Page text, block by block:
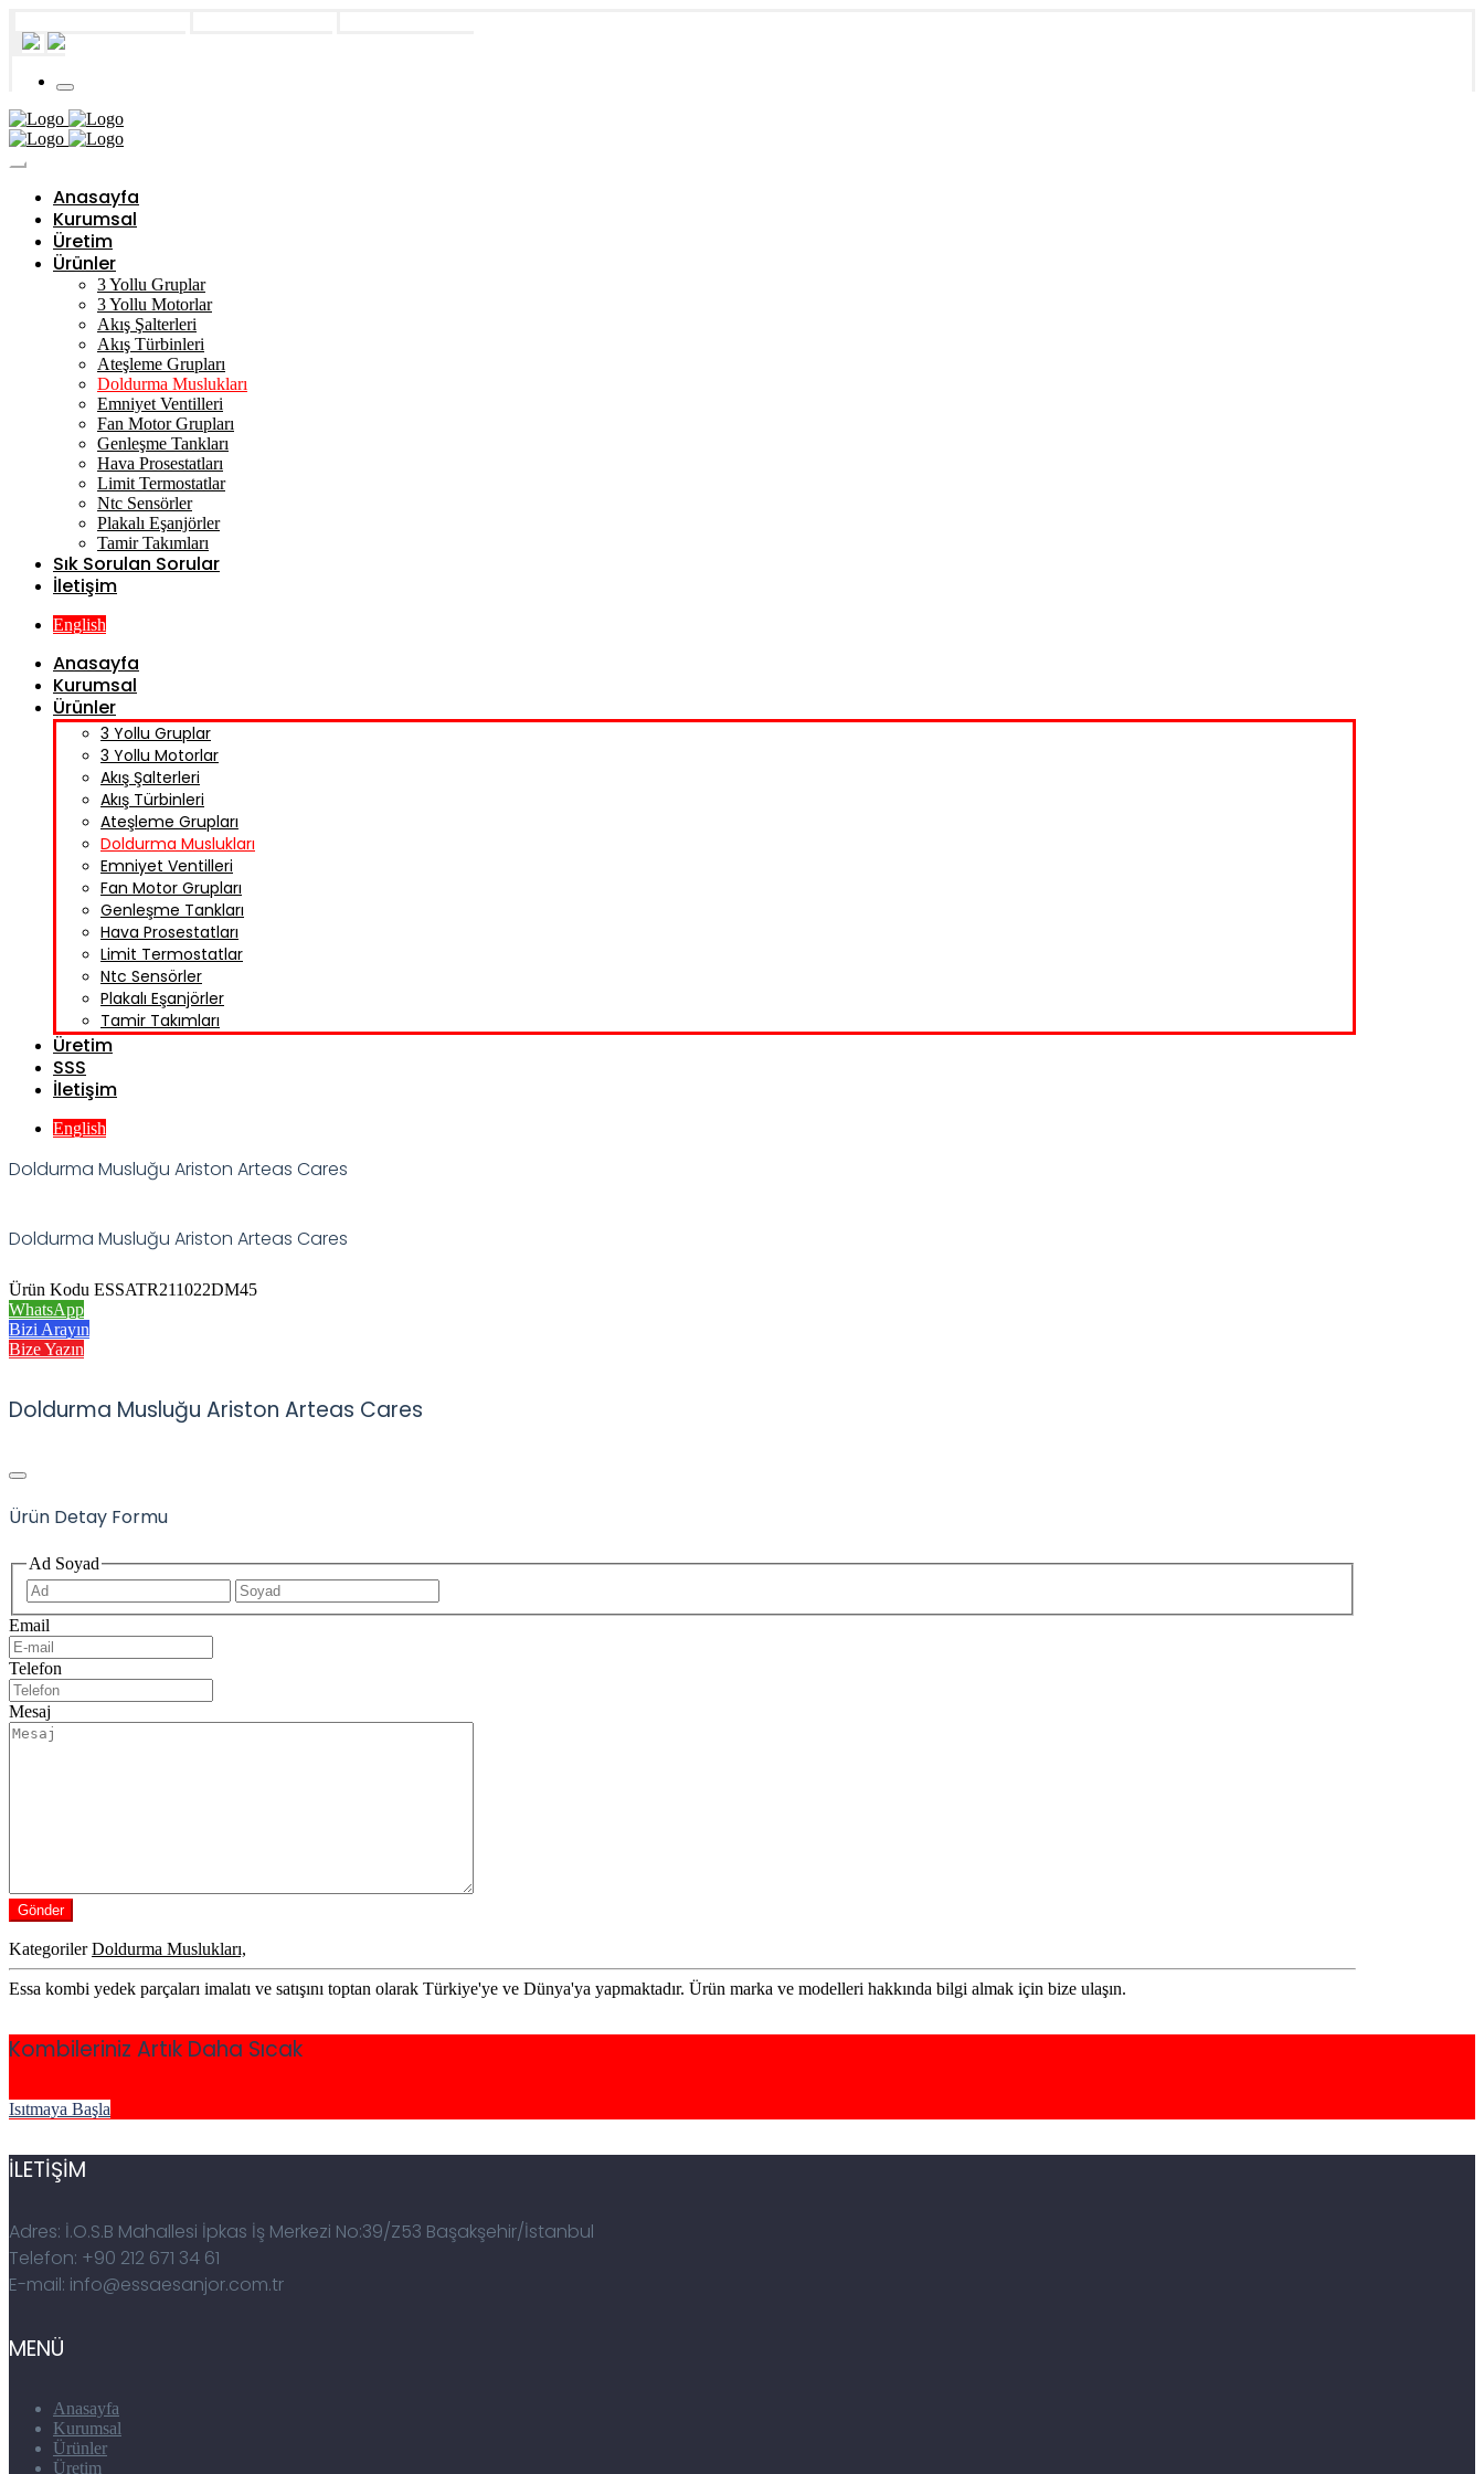
Anasayfa
Kurumsal
Üretim
Ürünler
3 Yollu Gruplar
3 Yollu Motorlar
Akış Şalterleri
Akış Türbinleri
Ateşleme Grupları
Doldurma Muslukları
Emniyet Ventilleri
Fan Motor Grupları
Genleşme Tankları
Hava Prosestatları
Limit Termostatlar
Ntc Sensörler
Plakalı Eşanjörler
Tamir Takımları
Sık Sorulan Sorular
İletişim
English
Anasayfa
Kurumsal
Ürünler
3 Yollu Gruplar
3 Yollu Motorlar
Akış Şalterleri
Akış Türbinleri
Ateşleme Grupları
Doldurma Muslukları
Emniyet Ventilleri
Fan Motor Grupları
Genleşme Tankları
Hava Prosestatları
Limit Termostatlar
Ntc Sensörler
Plakalı Eşanjörler
Tamir Takımları
Üretim
SSS
İletişim
English
Doldurma Musluğu Ariston Arteas Cares
Doldurma Musluğu Ariston Arteas Cares
Ürün Kodu ESSATR211022DM45
WhatsApp
Bizi Arayın
Bize Yazın
Doldurma Musluğu Ariston Arteas Cares
Ürün Detay Formu
Ad Soyad
İlk
Email
Telefon
Mesaj
Kategoriler Doldurma Muslukları,
Essa kombi yedek parçaları imalatı ve satışını toptan olarak Türkiye'ye ve Dünya'ya yapmaktadır. Ürün marka ve modelleri hakkında bilgi almak için bize ulaşın.
Kombileriniz Artık Daha Sıcak
Isıtmaya Başla
İLETİŞİM
Adres: İ.O.S.B Mahallesi İpkas İş Merkezi No:39/Z53 Başakşehir/İstanbul
Telefon: +90 212 671 34 61
E-mail: info@essaesanjor.com.tr
MENÜ
Anasayfa
Kurumsal
Ürünler
Üretim